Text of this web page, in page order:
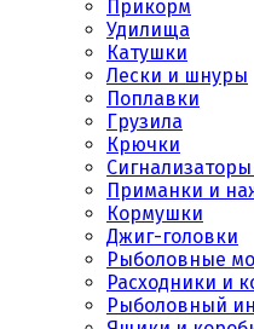
Прикорм
Удилища
Катушки
Лески и шнуры
Поплавки
Грузила
Крючки
Приманки и
Кормушки
Джиг-головки
Рыболовные
Расходники и
Рыболовный